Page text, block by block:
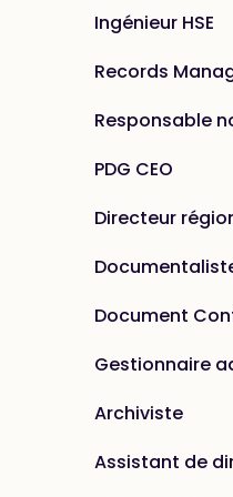
Ingénieur HSE
Records
Responsable
PDG CEO
Directeur
Document
Gestionnaire
Archiviste
Assistant de